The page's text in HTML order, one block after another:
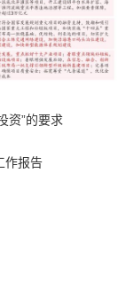
资”的要求
作报告